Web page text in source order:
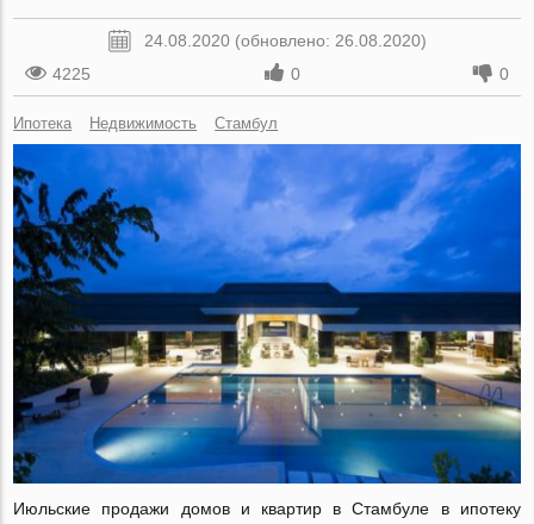
24.08.2020 (обновлено: 26.08.2020)
4225
0 0
Ипотека Недвижимость Стамбул
Июльские продажи домов и квартир в Стамбуле в ипотеку